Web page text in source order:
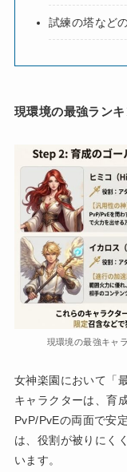
試練の塔など
現環境の最強ラン
現環境の最強キャ
女神楽園において「
キャラクターは、育
PvP/PvEの両面で安
は、役割が被りにく
います。